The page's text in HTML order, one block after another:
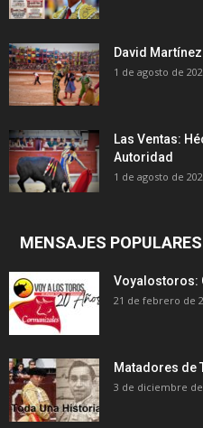
David
1 de agosto de
Las Ventas:
Autoridad
1 de agosto de
MENSAJES POPULARES
Voyalostoros:
21 de febrero de
Matadores de
3 de diciembre de